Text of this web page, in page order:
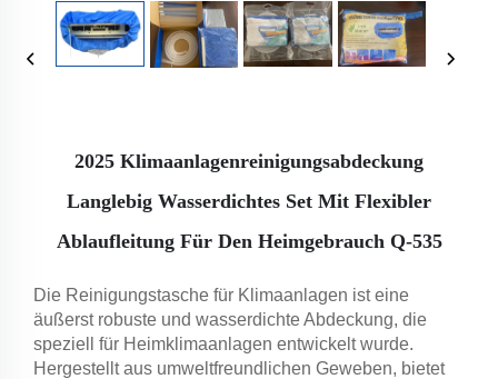
2025 Klimaanlagenreinigungsabdeckung
Langlebig Wasserdichtes Set Mit Flexibler
Ablaufleitung Für Den Heimgebrauch Q-535
Die Reinigungstasche für Klimaanlagen ist eine
äußerst robuste und wasserdichte Abdeckung, die
speziell für Heimklimaanlagen entwickelt wurde.
Hergestellt aus umweltfreundlichen Geweben, bietet